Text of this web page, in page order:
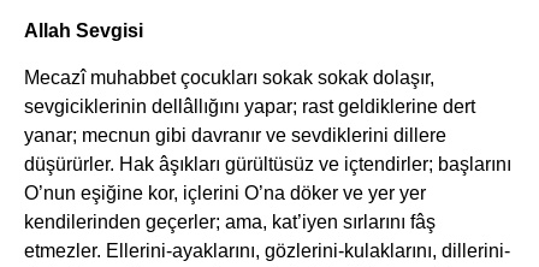
Allah Sevgisi
Mecazî muhabbet çocukları sokak sokak dolaşır,
sevgiciklerinin dellâllığını yapar; rast geldiklerine dert
yanar; mecnun gibi davranır ve sevdiklerini dillere
düşürürler. Hak âşıkları gürültüsüz ve içtendirler; başlarını
O’nun eşiğine kor, içlerini O’na döker ve yer yer
kendilerinden geçerler; ama, kat’iyen sırlarını fâş
etmezler. Ellerini-ayaklarını, gözlerini-kulaklarını, dillerini-